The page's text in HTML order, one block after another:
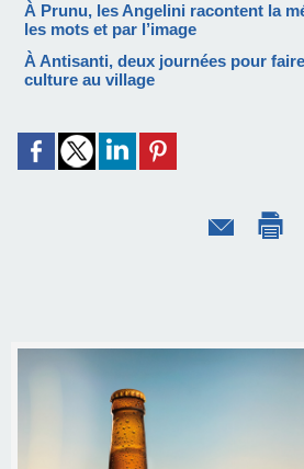
À Prunu, les Angelini racontent la
les mots et par l’image
À Antisanti, deux journées pour
culture au village